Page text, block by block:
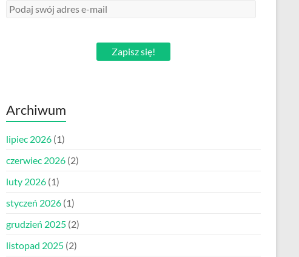
Zapisz się!
Archiwum
lipiec 2026 (1)
czerwiec 2026 (2)
luty 2026 (1)
styczeń 2026 (1)
grudzień 2025 (2)
listopad 2025 (2)